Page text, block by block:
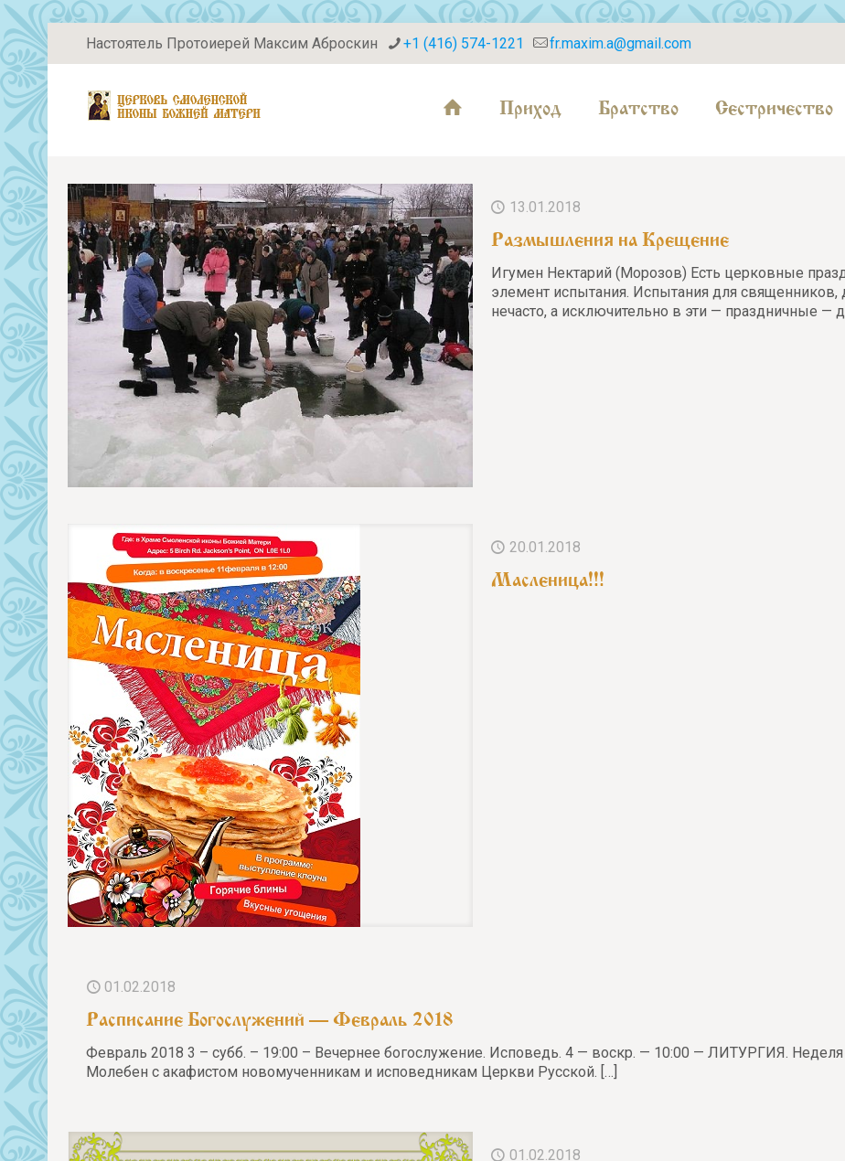
Настоятель Протоиерей Максим Аброскин +1 (416) 574-1221 fr.maxim.a@gmail.com
Приход Братство Сестричество
13.01.2018
Размышления на Крещение
Игумен Нектарий (Морозов) Есть церковные
элемент испытания. Испытания для священников,
нечасто, а исключительно в эти — праздничные —
20.01.2018
Масленица!!!
01.02.2018
Расписание Богослужений — Февраль 2018
Февраль 2018 3 – субб. – 19:00 – Вечернее богослужение. Исповедь. 4 — воскр. — 10:00 — ЛИТУРГИЯ.
Молебен с акафистом новомученникам и исповедникам Церкви Русской. […]
01.02.2018